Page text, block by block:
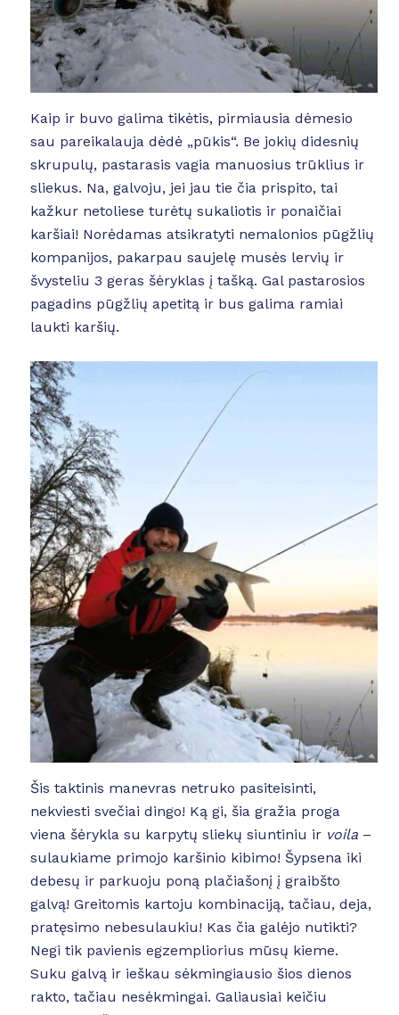
Kaip ir buvo galima tikėtis, pirmiausia dėmesio
sau pareikalauja dėdė „pūkis“. Be jokių didesnių
skrupulų, pastarasis vagia manuosius trūklius ir
sliekus. Na, galvoju, jei jau tie čia prispito, tai
kažkur netoliese turėtų sukaliotis ir ponaičiai
karšiai! Norėdamas atsikratyti nemalonios pūgžlių
kompanijos, pakarpau saujelę musės lervių ir
švysteliu 3 geras šėryklas į tašką. Gal pastarosios
pagadins pūgžlių apetitą ir bus galima ramiai
laukti karšių.
Šis taktinis manevras netruko pasiteisinti,
nekviesti svečiai dingo! Ką gi, šia gražia proga
viena šėrykla su karpytų sliekų siuntiniu ir voila–
sulaukiame primojo karšinio kibimo! Šypsena iki
debesų ir parkuoju poną plačiašonį į graibšto
galvą! Greitomis kartoju kombinaciją, tačiau, deja,
pratęsimo nebesulaukiu! Kas čia galėjo nutikti?
Negi tik pavienis egzempliorius mūsų kieme.
Suku galvą ir ieškau sėkmingiausio šios dienos
rakto, tačiau nesėkmingai. Galiausiai keičiu